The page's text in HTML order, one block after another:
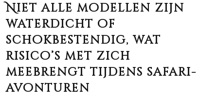
Niet alle modellen zijn
waterdicht of
schokbestendig, wat
risico’s met zich
meebrengt tijdens safari-
avonturen